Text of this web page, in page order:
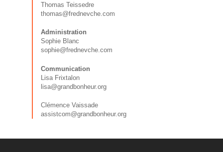
Thomas Teissedre
thomas@frednevche.com
Administration
Sophie Blanc
sophie@frednevche.com
Communication
Lisa Frixtalon
lisa@grandbonheur.org
Clémence Vaissade
assistcom@grandbonheur.org